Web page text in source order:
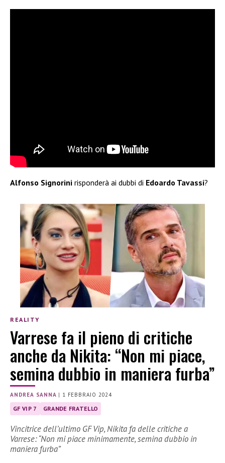
Alfonso Signorini risponderà ai dubbi di Edoardo Tavassi?
REALITY
Varrese fa il pieno di critiche
anche da Nikita: “Non mi piace,
semina dubbio in maniera furba”
ANDREA SANNA | 1 FEBBRAIO 2024
GF VIP 7 GRANDE FRATELLO
Vincitrice dell’ultimo GF Vip, Nikita fa delle critiche a
Varrese: “Non mi piace minimamente, semina dubbio in
maniera furba”